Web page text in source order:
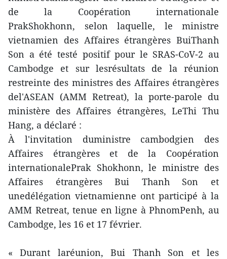
de la Coopération internationale
PrakShokhonn, selon laquelle, le ministre
vietnamien des Affaires étrangères BuiThanh
Son a été testé positif pour le SRAS-CoV-2 au
Cambodge et sur lesrésultats de la réunion
restreinte des ministres des Affaires étrangères
del'ASEAN (AMM Retreat), la porte-parole du
ministère des Affaires étrangères, LeThi Thu
Hang, a déclaré :
À l'invitation duministre cambodgien des
Affaires étrangères et de la Coopération
internationalePrak Shokhonn, le ministre des
Affaires étrangères Bui Thanh Son et
unedélégation vietnamienne ont participé à la
AMM Retreat, tenue en ligne à PhnomPenh, au
Cambodge, les 16 et 17 février.
« Durant laréunion, Bui Thanh Son et les